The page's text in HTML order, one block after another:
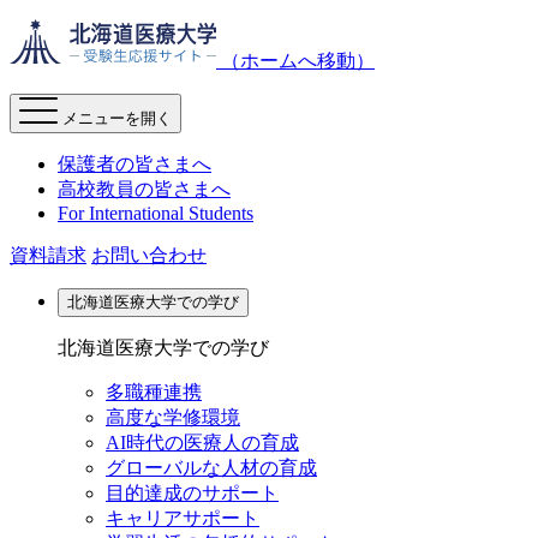
（ホームへ移動）
メニューを開く
保護者の皆さまへ
高校教員の皆さまへ
For International Students
資料請求 お問い合わせ
北海道医療大学での学び
北海道医療大学での学び
多職種連携
高度な学修環境
AI時代の医療人の育成
グローバルな人材の育成
目的達成のサポート
キャリアサポート